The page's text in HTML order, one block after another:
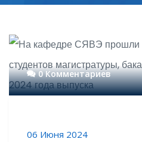
0 Комментариев
06 Июня 2024